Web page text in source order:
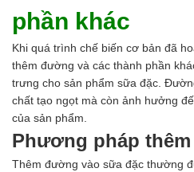
phần khác
Khi quá trình chế biến cơ bản đã
thêm đường và các thành phần
trưng cho sản phẩm sữa đặc.
chất tạo ngọt mà còn ảnh hưởng
của sản phẩm.
Phương pháp
Thêm đường vào sữa đặc thường